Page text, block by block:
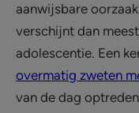
aanwijsbare
verschijnt dan
adolescentie. Een
overmatig zweten
van de dag